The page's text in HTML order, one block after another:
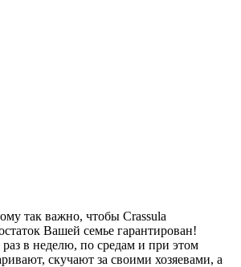
так важно, чтобы Crassula
Вашей семье гарантирован!
в неделю, по средам и при этом
скучают за своими хозяевами, а